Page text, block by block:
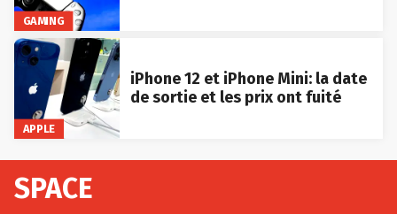
GAMING
APPLE
iPhone 12 et iPhone Mini: la date
de sortie et les prix ont fuité
SPACE